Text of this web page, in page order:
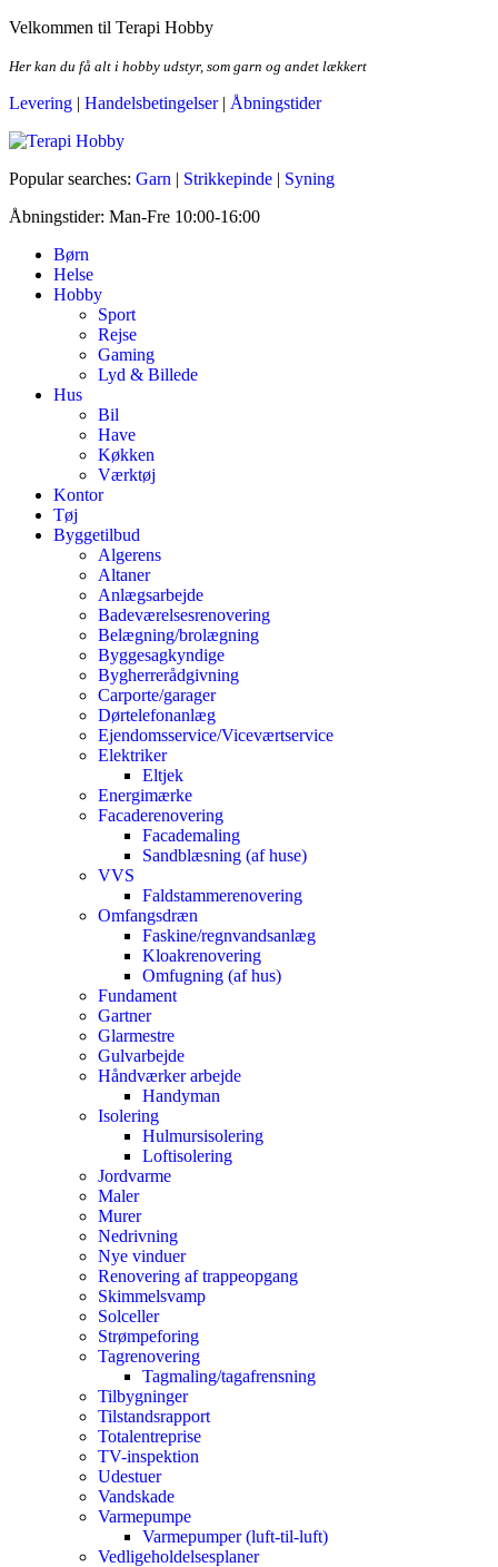
Skip
the
Velkommen til Terapi Hobby
Her kan du få alt i hobby udstyr, som garn og andet lækkert
Levering | Handelsbetingelser| Åbningstider
Terapi Hobby
Popular searches: Garn | Strikkepinde | Syning
Åbningstider: Man-Fre 10:00-16:00
Børn
Helse
Hobby
Sport
Rejse
Gaming
Lyd & Billede
Hus
Bil
Have
Køkken
Værktøj
Kontor
Tøj
Byggetilbud
Algerens
Altaner
Anlægsarbejde
Badeværelsesrenovering
Belægning/brolægning
Byggesagkyndige
Bygherrerådgivning
Carporte/garager
Dørtelefonanlæg
Ejendomsservice/Viceværtservice
Elektriker
Eltjek
Energimærke
Facaderenovering
Facademaling
Sandblæsning (af huse)
VVS
Faldstammerenovering
Omfangsdræn
Faskine/regnvandsanlæg
Kloakrenovering
Omfugning (af hus)
Fundament
Gartner
Glarmestre
Gulvarbejde
Håndværker arbejde
Handyman
Isolering
Hulmursisolering
Loftisolering
Jordvarme
Maler
Murer
Nedrivning
Nye vinduer
Renovering af trappeopgang
Skimmelsvamp
Solceller
Strømpeforing
Tagrenovering
Tagmaling/tagafrensning
Tilbygninger
Tilstandsrapport
Totalentreprise
TV-inspektion
Udestuer
Vandskade
Varmepumpe
Varmepumper (luft-til-luft)
Vedligeholdelsesplaner